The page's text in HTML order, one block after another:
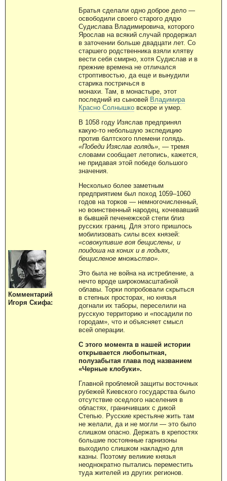
Комментарий
Игоря Скифа:
Братья сделали одно доброе дело —
освободили своего старого дядю
Судислава Владимировича, которого
Ярослав на всякий случай продержал
в заточении больше двадцати лет. Со
старшего родственника взяли клятву
вести себя смирно, хотя Судислав и в
прежние времена не отличался
строптивостью, да еще и вынудили
старика постричься в
монахи. Там, в монастыре, этот
последний из сыновей Владимира
Красно Солнышко вскоре и умер.
В 1058 году Изяслав предпринял
какую-то небольшую экспедицию
против балтского племени голядь.
«Победи Изяслав голядь» , — тремя
словами сообщает летопись, кажется,
не придавая этой победе большого
значения.
Несколько более заметным
предприятием был поход 1059–1060
годов на торков — немногочисленный,
но воинственный народец, кочевавший
в бывшей печенежской степи близ
русских границ. Для этого пришлось
мобилизовать силы всех князей:
«совокупивше воя бещислены, и
поидоша на коних и в лодьях,
бещисленое множьство»
Это была не война на истребление, а
нечто вроде широкомасштабной
облавы. Торки попробовали скрыться
в степных просторах, но князья
догнали их таборы, переселили на
русскую территорию и «посадили по
городам», что и объясняет смысл
всей операции.
С этого момента в нашей истории
открывается любопытная,
полузабытая глава под названием
«Черные клобуки».
Главной проблемой защиты восточных
рубежей Киевского государства было
отсутствие оседлого населения в
областях, граничивших с дикой
Степью. Русские крестьяне жить там
не желали, да и не могли — это было
слишком опасно. Держать в крепостях
большие постоянные гарнизоны
выходило слишком накладно для
казны. Поэтому великие князья
неоднократно пытались переместить
туда жителей из других регионов.